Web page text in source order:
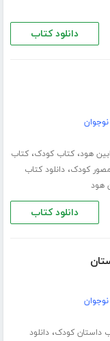
دانلود کتاب
هود،کتاب کودک،کتاب
مصور کودک،دانلود کتاب
هود
دانلود کتاب
داستان کودک،دانلود